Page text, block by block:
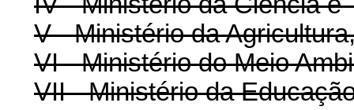
V - Ministério da
VI - Ministério do Meio
VII - Ministério da